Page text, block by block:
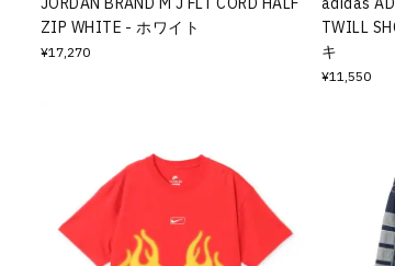
ZIP WHITE - ホワイト
¥17,270
TWILL
キ
¥11,550